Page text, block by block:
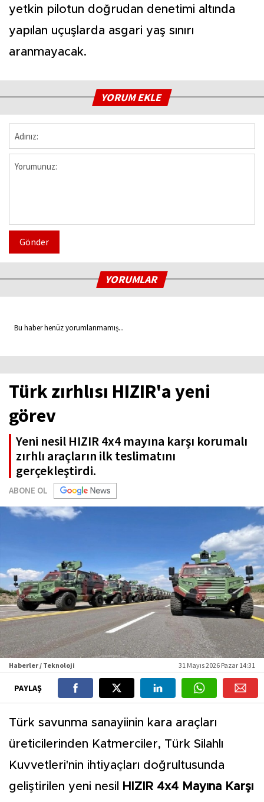
yetkin pilotun doğrudan denetimi altında
yapılan uçuşlarda asgari yaş sınırı
aranmayacak.
YORUM EKLE
Gönder
YORUMLAR
Bu haber henüz yorumlanmamış...
Türk zırhlısı HIZIR'a yeni
görev
Yeni nesil HIZIR 4x4 mayına karşı korumalı
zırhlı araçların ilk teslimatını
gerçekleştirdi.
ABONE OL
Haberler / Teknoloji 31 Mayıs 2026 Pazar 14:31
PAYLAŞ
Türk savunma sanayiinin kara araçları
üreticilerinden Katmerciler, Türk Silahlı
Kuvvetleri'nin ihtiyaçları doğrultusunda
geliştirilen yeni nesil
HIZIR 4x4 Mayına Karşı